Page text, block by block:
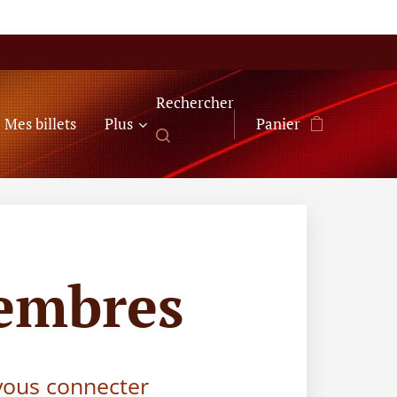
Mes billets Plus
Rechercher
Panier
connecter